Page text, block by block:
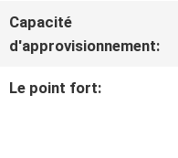
CONTACT
Capacité
d'approvisionnement:
Le point fort: